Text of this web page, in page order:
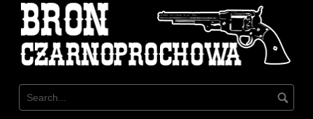
content